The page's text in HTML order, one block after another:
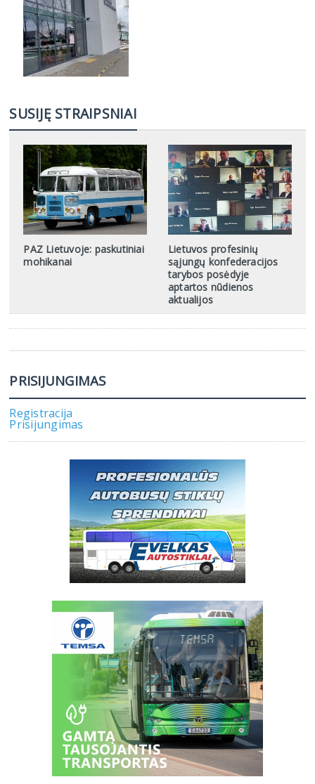
SUSIJĘ STRAIPSNIAI
PAZ Lietuvoje: paskutiniai
mohikanai
Lietuvos profesinių
sąjungų konfederacijos
tarybos posėdyje
aptartos nūdienos
aktualijos
PRISIJUNGIMAS
Registracija
Prisijungimas